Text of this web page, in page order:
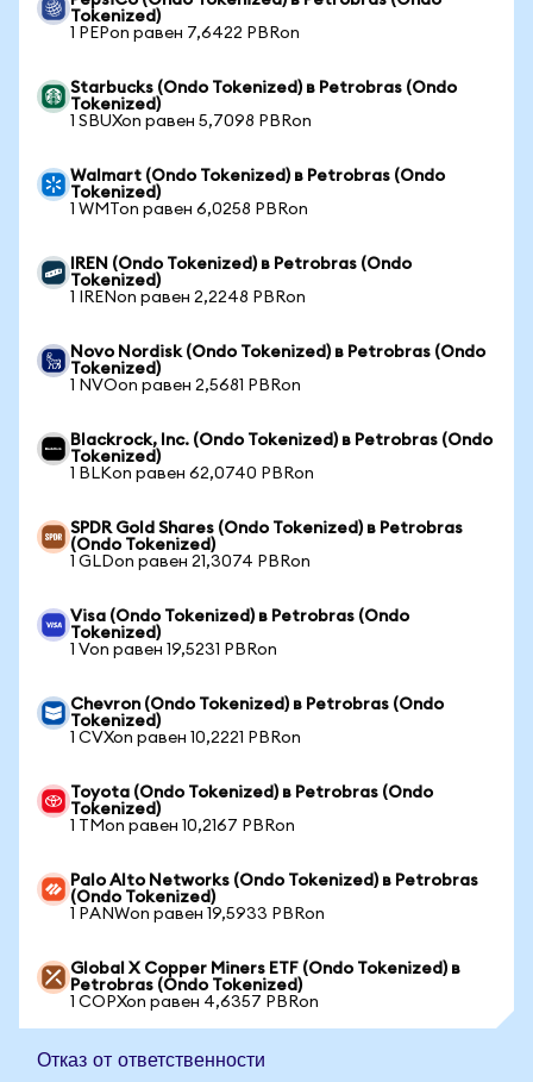
Tokenized)
1 PEPon равен 7,6422 PBRon
Starbucks (Ondo Tokenized) в Petrobras (Ondo
Tokenized)
1 SBUXon равен 5,7098 PBRon
Walmart (Ondo Tokenized) в Petrobras (Ondo
Tokenized)
1 WMTon равен 6,0258 PBRon
IREN (Ondo Tokenized) в Petrobras (Ondo
Tokenized)
1 IRENon равен 2,2248 PBRon
Novo Nordisk (Ondo Tokenized) в Petrobras (Ondo
Tokenized)
1 NVOon равен 2,5681 PBRon
Blackrock, Inc. (Ondo Tokenized) в Petrobras (Ondo
Tokenized)
1 BLKon равен 62,0740 PBRon
SPDR Gold Shares (Ondo Tokenized) в Petrobras
(Ondo Tokenized)
1 GLDon равен 21,3074 PBRon
Visa (Ondo Tokenized) в Petrobras (Ondo
Tokenized)
1 Von равен 19,5231 PBRon
Chevron (Ondo Tokenized) в Petrobras (Ondo
Tokenized)
1 CVXon равен 10,2221 PBRon
Toyota (Ondo Tokenized) в Petrobras (Ondo
Tokenized)
1 TMon равен 10,2167 PBRon
Palo Alto Networks (Ondo Tokenized) в Petrobras
(Ondo Tokenized)
1 PANWon равен 19,5933 PBRon
Global X Copper Miners ETF (Ondo Tokenized) в
Petrobras (Ondo Tokenized)
1 COPXon равен 4,6357 PBRon
Отказ от ответственности